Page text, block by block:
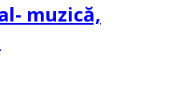
muzică,